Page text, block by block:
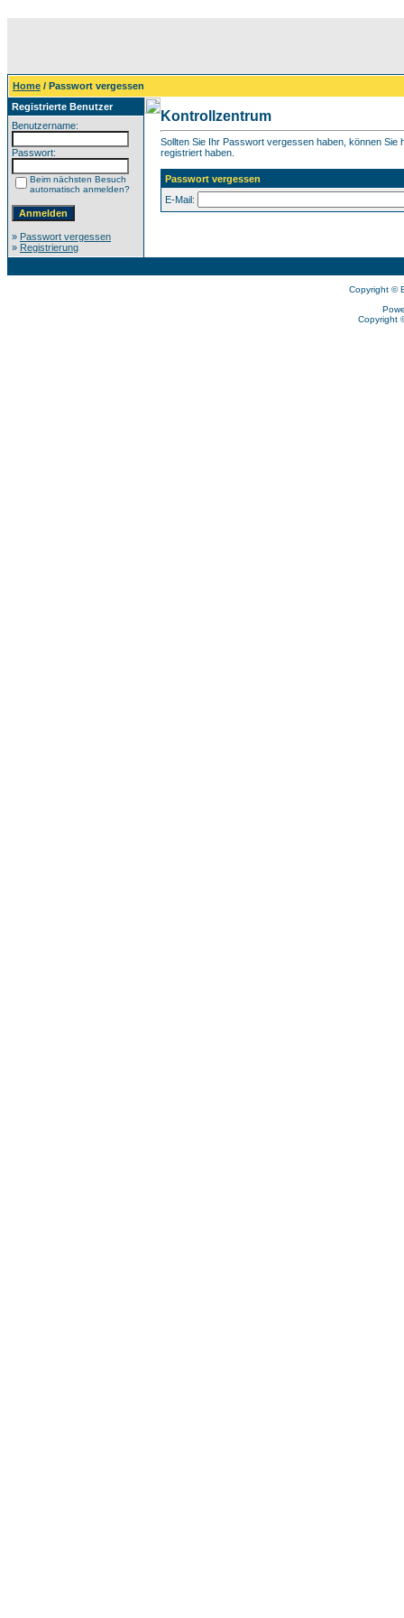
Home / Passwort vergessen
Registrierte Benutzer
Benutzername:
Passwort:
Beim nächsten Besuch
automatisch anmelden?
» Passwort vergessen
» Registrierung
Kontrollzentrum
Sollten Sie Ihr Passwort vergessen haben, können
registriert haben.
Passwort vergessen
E-Mail:
Copyright ©
Copyright